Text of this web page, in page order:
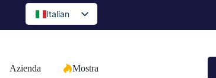
Italian
English
Portuguese
Azienda Mostra